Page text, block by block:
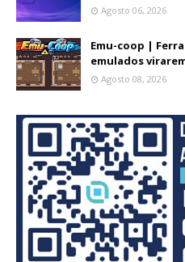
Agosto 06, 2026
Emu-coop |
emulados
Agosto 08, 2026